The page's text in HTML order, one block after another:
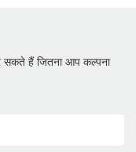
सकते हैं जितना आप कल्पना